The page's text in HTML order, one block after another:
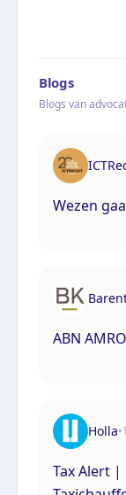
Blogs
Blogs van
Wezen
ABN
Holla•
Tax Alert |